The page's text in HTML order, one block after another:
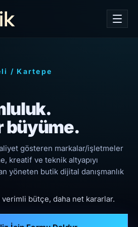
/ Kartepe
büyüme.
gösteren markalar/işletmeler
kreatif ve teknik altyapıyı
yöneten butik dijital danışmanlık
bütçe, daha net kararlar.